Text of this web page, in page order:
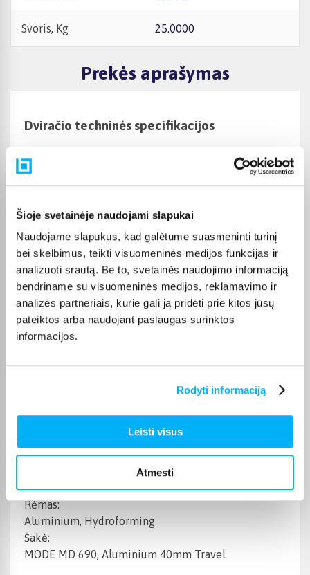
Šioje svetainėje naudojami slapukai
Naudojame slapukus, kad galėtume suasmeninti turinį
bei skelbimus, teikti visuomeninės medijos funkcijas ir
analizuoti srautą. Be to, svetainės naudojimo informaciją
bendriname su visuomeninės medijos, reklamavimo ir
analizės partneriais, kurie gali ją pridėti prie kitos jūsų
pateiktos arba naudojant paslaugas surinktos
informacijos.
Rodyti informaciją
Leisti visus
Atmesti
Svoris, Kg 25.0000
Prekės aprašymas
Dviračio techninės specifikacijos
Elektrinė sistema
Variklis:
VINKA V20, 36V, 70NM
Central
Variklio galia:
250W
Minimo pagalbos režimai:
Eco, Tour, Sport, Turbo, Boost, Walk-assist
Nuvažiuojamas atstumas:
Up to 110km
Dviračio kompiuteris:
NX-3, 20AH, 720WH, 36V, SMART BMS, TUBE
Baterijos krovimo laikas:
Rėmas ir amortizatoriai
Rėmas:
Aluminium, Hydroforming
Šakė:
MODE MD 690, Aluminium 40mm Travel